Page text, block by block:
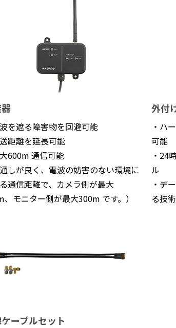
を遮る障害物を回避可能
距離を延長可能
600m 通信可能
通しが良く、電波の妨害のない環境に
通信距離で、カメラ側が最大
、モニター側が最大300m です。）
外付
・ハ
可能
・24
ル
・デ
る技
ーブルセット